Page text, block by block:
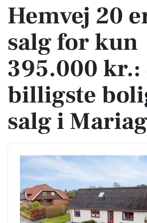
Hemvej 20
salg for kun
395.000 kr.:
billigste
salg i